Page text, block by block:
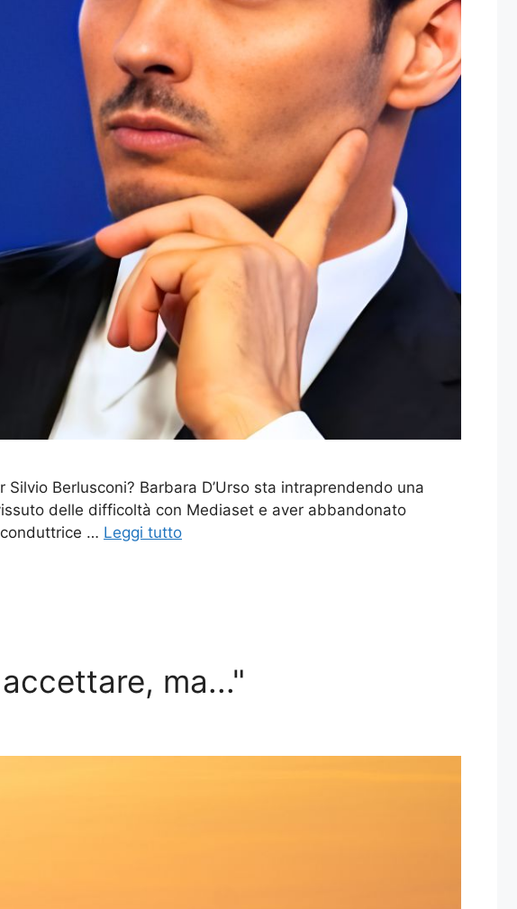
Berlusconi? Barbara D’Urso sta intraprendendo una
delle difficoltà con Mediaset e aver abbandonato
conduttrice … Leggi tutto
ma..."